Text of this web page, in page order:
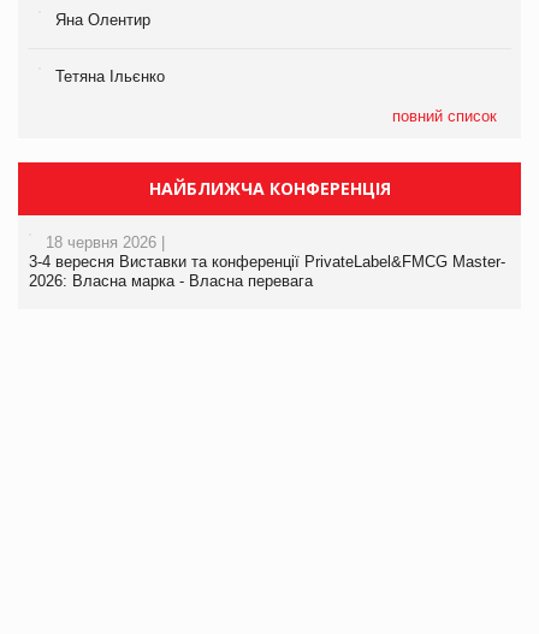
Яна Олентир
Тетяна Ільєнко
повний список
НАЙБЛИЖЧА КОНФЕРЕНЦІЯ
18 червня 2026 |
3-4 вересня Виставки та конференції PrivateLabel&FMCG Master-
2026: Власна марка - Власна перевага